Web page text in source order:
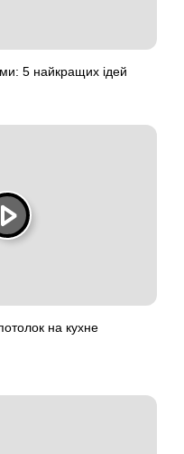
5 найкращих ідей
на кухне